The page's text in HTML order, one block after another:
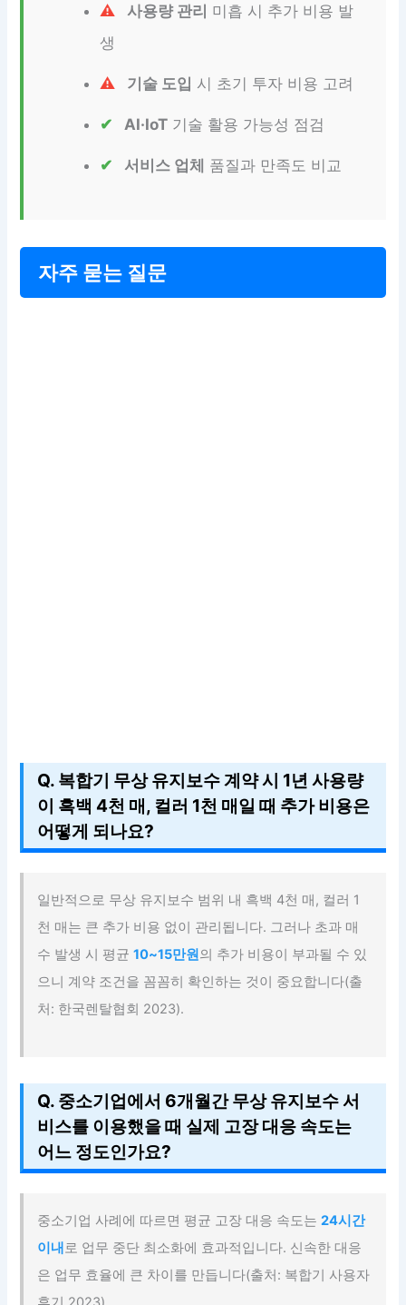
사용량 관리 미흡 시 추가 비용 발
생
기술 도입 시 초기 투자 비용 고려
AI·IoT 기술 활용 가능성 점검
서비스 업체 품질과 만족도 비교
자주 묻는 질문
Q. 복합기 무상 유지보수 계약 시 1년 사용량
이 흑백 4천 매, 컬러 1천 매일 때 추가 비용은
어떻게 되나요?
일반적으로 무상 유지보수 범위 내 흑백 4천 매, 컬러 1
천 매는 큰 추가 비용 없이 관리됩니다. 그러나 초과 매
수 발생 시 평균10~15만원의 추가 비용이 부과될 수 있
으니 계약 조건을 꼼꼼히 확인하는 것이 중요합니다(출
처: 한국렌탈협회 2023).
Q. 중소기업에서 6개월간 무상 유지보수 서
비스를 이용했을 때 실제 고장 대응 속도는
어느 정도인가요?
중소기업 사례에 따르면 평균 고장 대응 속도는24시간
이내로 업무 중단 최소화에 효과적입니다. 신속한 대응
은 업무 효율에 큰 차이를 만듭니다(출처: 복합기 사용자